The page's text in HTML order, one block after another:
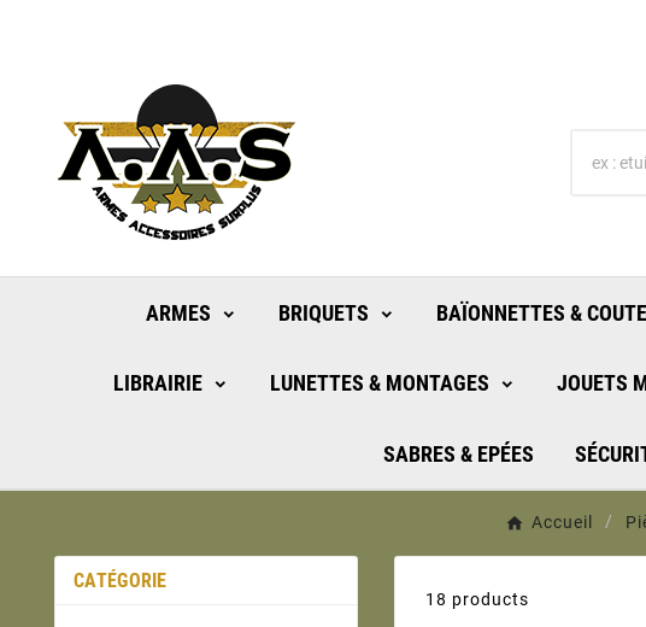
ARMES BRIQUETS BAÏONNETTES &
LIBRAIRIE LUNETTES & MONTAGES JOUETS
SABRES & EPÉES
Accueil
CATÉGORIE
18 products